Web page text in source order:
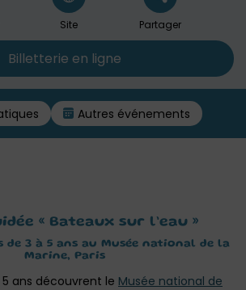
Site Partager
Billetterie en ligne
Autres événements
« Bateaux sur l’eau »
de 3 à 5 ans au Musée national de la
Marine, Paris
ans découvrent le Musée national de